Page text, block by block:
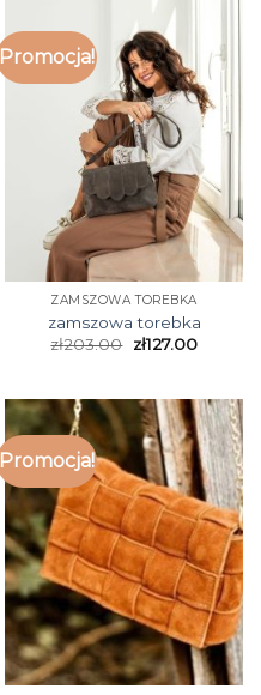
Promocja!
ZAMSZOWA TOREBKA
zamszowa torebka
zł203.00 zł127.00
Promocja!